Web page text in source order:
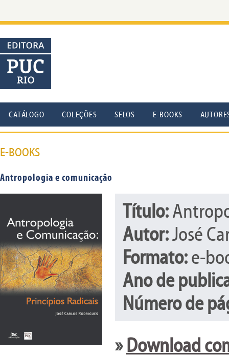
CATÁLOGO COLEÇÕES SELOS E-BOOKS
E-BOOKS
Antropologia e comunicação
Título:
Autor:José
Formato:e-
Ano de
Número de
»Download